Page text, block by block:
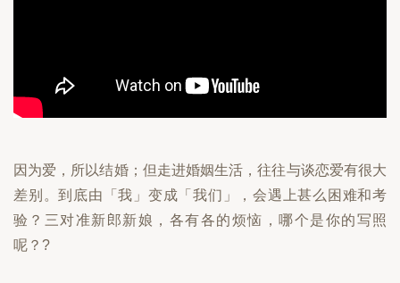
因为爱，所以结婚；但走进婚姻生活，往往与谈恋爱有很大
差别。到底由「我」变成「我们」，会遇上甚么困难和考
验？三对准新郎新娘，各有各的烦恼，哪个是你的写照
呢？?